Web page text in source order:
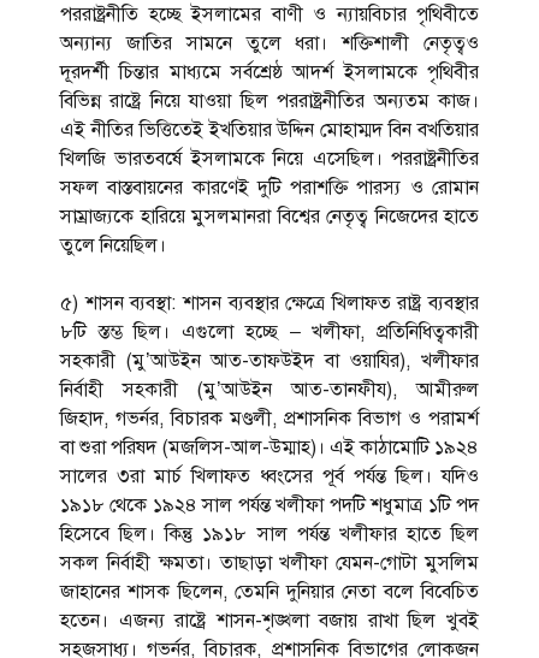
পররাষ্ট্রনীতি হচ্ছে ইসলামের বাণী ও ন্যায়বিচার পৃথিবীতে
অন্যান্য জাতির সামনে তুলে ধরা। শক্তিশালী নেতৃত্বও
দূরদর্শী চিন্তার মাধ্যমে সর্বশ্রেষ্ঠ আদর্শ ইসলামকে পৃথিবীর
বিভিন্ন রাষ্ট্রে নিয়ে যাওয়া ছিল পররাষ্ট্রনীতির অন্যতম কাজ।
এই নীতির ভিত্তিতেই ইখতিয়ার উদ্দিন মোহাম্মদ বিন বখতিয়ার
খিলজি ভারতবর্ষে ইসলামকে নিয়ে এসেছিল। পররাষ্ট্রনীতির
সফল বাস্তবায়নের কারণেই দুটি পরাশক্তি পারস্য ও রোমান
সাম্রাজ্যকে হারিয়ে মুসলমানরা বিশ্বের নেতৃত্ব নিজেদের হাতে
তুলে নিয়েছিল।
৫) শাসন ব্যবস্থা: শাসন ব্যবস্থার ক্ষেত্রে খিলাফত রাষ্ট্র ব্যবস্থার
৮টি স্তম্ভ ছিল। এগুলো হচ্ছে – খলীফা, প্রতিনিধিত্বকারী
সহকারী (মু’আউইন আত-তাফউইদ বা ওয়াযির), খলীফার
নির্বাহী সহকারী (মু’আউইন আত-তানফীয), আমীরুল
জিহাদ, গভর্নর, বিচারক মণ্ডলী, প্রশাসনিক বিভাগ ও পরামর্শ
বা শুরা পরিষদ (মজলিস-আল-উম্মাহ)। এই কাঠামোটি ১৯২৪
সালের ৩রা মার্চ খিলাফত ধ্বংসের পূর্ব পর্যন্ত ছিল। যদিও
১৯১৮ থেকে ১৯২৪ সাল পর্যন্ত খলীফা পদটি শধুমাত্র ১টি পদ
হিসেবে ছিল। কিন্তু ১৯১৮ সাল পর্যন্ত খলীফার হাতে ছিল
সকল নির্বাহী ক্ষমতা। তাছাড়া খলীফা যেমন-গোটা মুসলিম
জাহানের শাসক ছিলেন, তেমনি দুনিয়ার নেতা বলে বিবেচিত
হতেন। এজন্য রাষ্ট্রে শাসন-শৃঙ্খলা বজায় রাখা ছিল খুবই
সহজসাধ্য। গভর্নর, বিচারক, প্রশাসনিক বিভাগের লোকজন